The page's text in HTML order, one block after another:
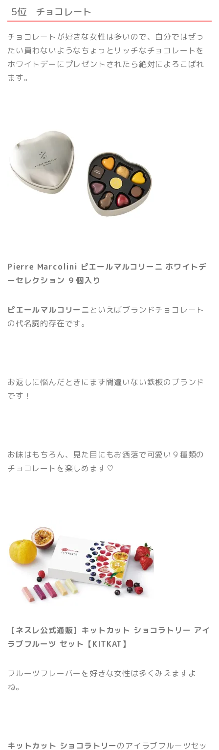
5位 チョコレート
チョコレートが好きな女性は多いので、自分ではぜっ
たい買わないようなちょっとリッチなチョコレートを
ホワイトデーにプレゼントされたら絶対によろこばれ
ます。
Pierre Marcolini ピエールマルコリーニ ホワイトデ
ーセレクション ９個入り
ピエールマルコリーニ といえばブランドチョコレート
の代名詞的存在です。
お返しに悩んだときにまず間違いない鉄板のブランド
です！
お味はもちろん、見た目にもお洒落で可愛い９種類の
チョコレートを楽しめます♡
【ネスレ公式通販】キットカット ショコラトリー アイ
ラブフルーツ セット【KITKAT】
フルーツフレーバーを好きな女性は多くみえますよ
ね。
キットカット ショコラトリーのアイラブフルーツセッ